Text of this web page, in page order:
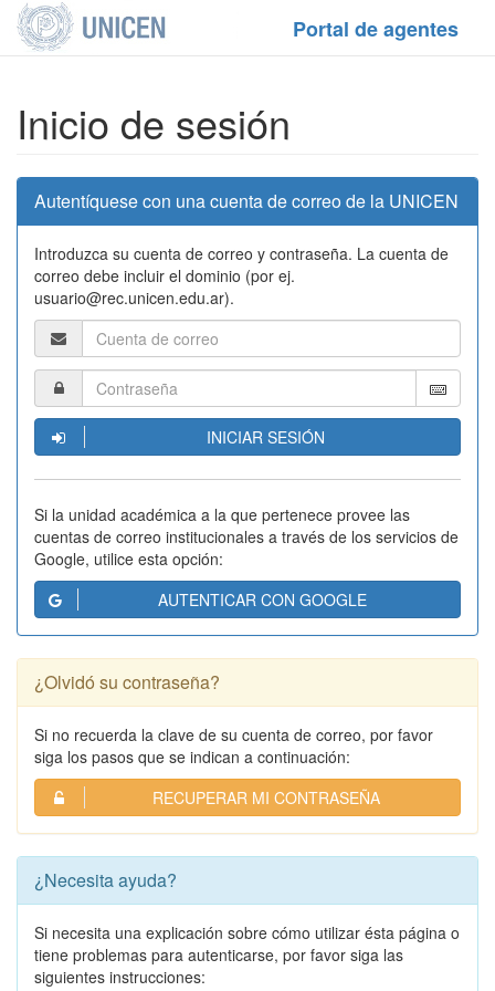
Portal de agentes
Inicio de sesión
Autentíquese con una cuenta de correo de la UNICEN
Introduzca su cuenta de correo y contraseña. La cuenta de
correo debe incluir el dominio (por ej.
usuario@rec.unicen.edu.ar).
INICIAR SESIÓN
Si la unidad académica a la que pertenece provee las
cuentas de correo institucionales a través de los servicios de
Google, utilice esta opción:
AUTENTICAR CON GOOGLE
¿Olvidó su contraseña?
Si no recuerda la clave de su cuenta de correo, por favor
siga los pasos que se indican a continuación:
RECUPERAR MI CONTRASEÑA
¿Necesita ayuda?
Si necesita una explicación sobre cómo utilizar ésta página o
tiene problemas para autenticarse, por favor siga las
siguientes instrucciones: